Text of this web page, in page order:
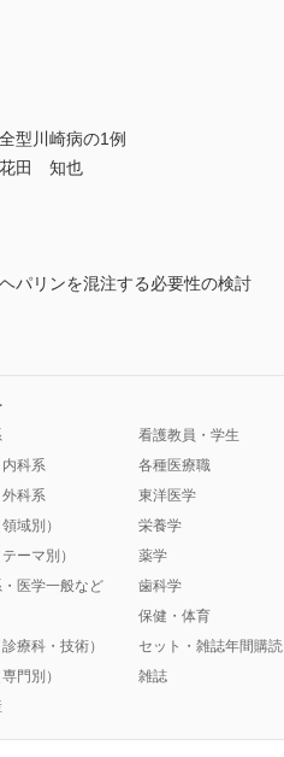
型川崎病の1例
田 知也
パリンを混注する必要性の検討
科系
科系
域別）
ーマ別）
医学一般など
療科・技術）
門別）
看護教員・学生
各種医療職
東洋医学
栄養学
薬学
歯科学
保健・体育
セット・雑誌年間購読
雑誌